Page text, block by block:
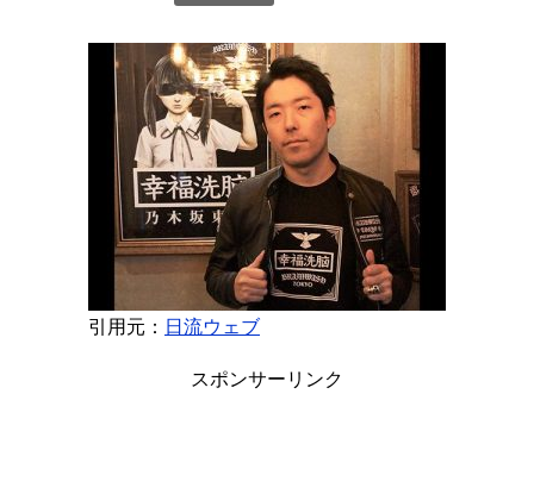
引用元： 日流ウェブ
スポンサーリンク